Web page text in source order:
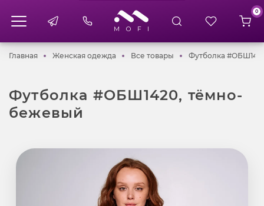
0
ГлавнаяГлавнаяЖенская одежда Женская одежда
Все товары Все товары
Футболка
Футболка #ОБШ1420, тёмно-
бежевый